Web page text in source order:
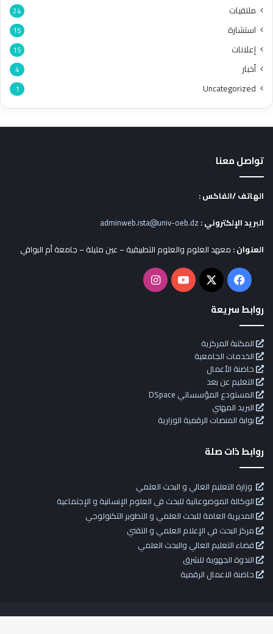
ملتقيات 24
استشارة 15
إعلانات 15
أخبار 4
Uncategorized
1
تواصل معنا
الهاتف /الفاكس :
البريد الإلكتروني : adminweb.ista@univ-oeb.dz
العنوان : معهد العلوم والعلوم التطبيقية – عين مليلة – جامعة أم البواقي
فيسبوك
X يوتيوبانستقرام
روابط سريعة
المكتبة المركزية
الخدمات الجامعية
حاضنة الأعمال
التعليم عن بعد
المستودع المؤسساتي DSpace
البريد المهني
بوابة المنصات الرقمية الوزارية
روابط ذات صلة
وزارة التعليم العالي و البحث العلمي
الوكالة الموضوعاتية للبحث في العلوم الإنسانية و الإجتماعية
المديرية العامة للبحث العلمي و التطوير التكنولوجي
مركز البحث في الإعلام العلمي و التقني
فضاء التعليم العالي والبحث العلمي
الندوة الجهوية للشرق
حاضنة الاعمال الرقمية